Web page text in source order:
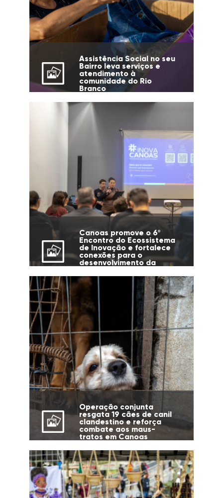
Assistência Social no seu
Bairro leva serviços e
atendimento à
comunidade do Rio
Branco
Canoas promove o 6º
Encontro do Ecossistema
de Inovação e fortalece
conexões para o
desenvolvimento da
Operação conjunta
resgata 19 cães de canil
clandestino e reforça
combate aos maus-
tratos em Canoas